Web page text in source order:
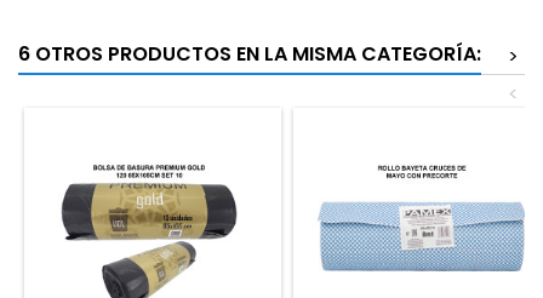
6 OTROS PRODUCTOS EN LA MISMA CATEGORÍA:
>
<